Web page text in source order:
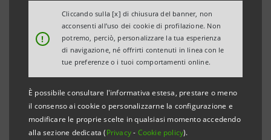
!
Cliccando sulla [x] di chiusura del banner, non
acconsenti all’uso dei cookie di profilazione. Non
potremo, perciò, personalizzare la tua esperienza
di navigazione, né offrirti contenuti in linea con le
tue preferenze o i tuoi comportamenti online.
È possibile consultare l'informativa estesa, prestare o meno
il consenso ai cookie o personalizzarne la configurazione e
modificare le proprie scelte in qualsiasi momento accedendo
alla sezione dedicata (Privacy- Cookie policy).
MONITOR DEI DISTRETTI DELLA TOSCANA
• Realizzato dal Servizio Studi e Ricerche di Intesa
Sanpaolo per Banca CR Firenze
• Dati al 30/06/2014
Firenze, 6 ottobre 2014 - Nel secondo trimestre del
2014 le esportazioni dei distretti tradizionali toscani